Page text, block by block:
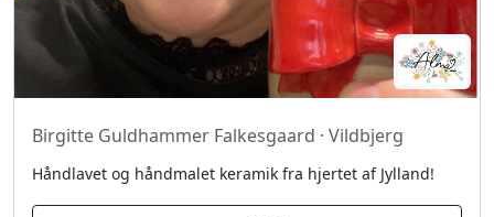
Birgitte Guldhammer Falkesgaard · Vildbjerg
Håndlavet og håndmalet keramik fra hjertet af Jylland!